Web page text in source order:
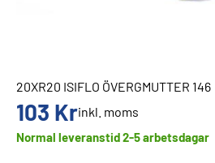
20XR20 ISIFLO ÖVERGMUTTER 146
103 Krinkl. moms
Normal leveranstid 2-5 arbetsdagar